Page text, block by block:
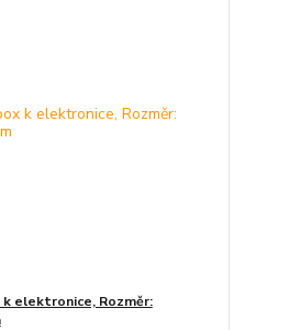
elektronice, Rozměr: